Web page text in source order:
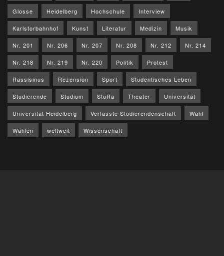
Glosse Heidelberg Hochschule Interview
Karlstorbahnhof Kunst Literatur Medizin Musik
Nr. 201 Nr. 206 Nr. 207 Nr. 208 Nr. 212 Nr. 214
Nr. 218 Nr. 219 Nr. 220 Politik Protest
Rassismus Rezension Sport Studentisches Leben
Studierende Studium StuRa Theater Universität
Universität Heidelberg Verfasste Studierendenschaft Wahl
Wahlen weltweit Wissenschaft